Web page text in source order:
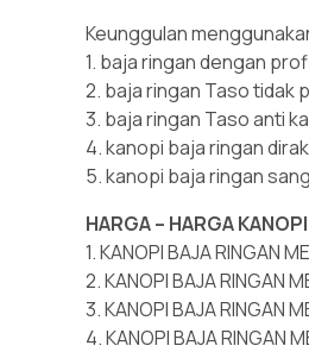
Keunggulan
1. baja ringan dengan
2. baja ringan Taso tidak
3. baja ringan Taso anti
4. kanopi baja ringan
5. kanopi baja ringan
HARGA – HARGA
1. KANOPI BAJA RINGAN
2. KANOPI BAJA RINGAN
3. KANOPI BAJA RINGAN
4. KANOPI BAJA RINGAN